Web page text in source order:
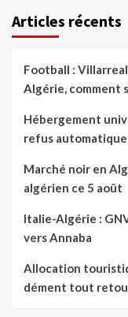
Articles récents
Football :
Algérie, comment
Hébergement
refus automatique
Marché noir en
algérien ce 5 août
Italie-Algérie :
vers Annaba
Allocation
dément tout